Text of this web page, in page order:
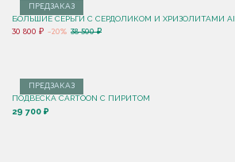
ПРЕДЗАКАЗ
БОЛЬШИЕ СЕРЬГИ С СЕРДОЛИКОМ И ХРИЗОЛИТАМИ AI
30 800 ₽ -20% 38 500 ₽
ПРЕДЗАКАЗ
ПОДВЕСКА CARTOON C ПИРИТОМ
29 700 ₽